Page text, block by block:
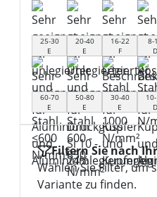
25-30
E
20-40
E
16-22
F
8-
D
60-70
E
50-80
E
30-40
E
D
Filtern Sie nach
Wählen Sie Filter, um
Variante zu finden.